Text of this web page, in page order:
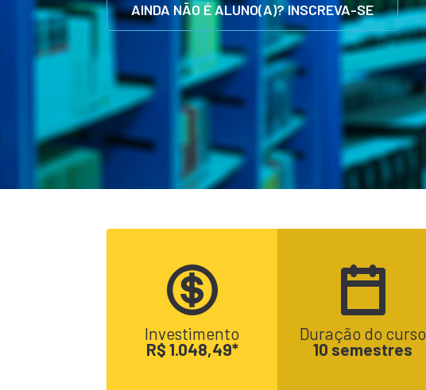
AINDA NÃO É ALUNO(A)? INSCREVA-SE
Investimento
R$ 1.048,49*
Duração do curso
10 semestres